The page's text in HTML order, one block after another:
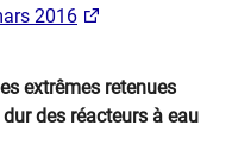
2016
extrêmes retenues
des réacteurs à eau